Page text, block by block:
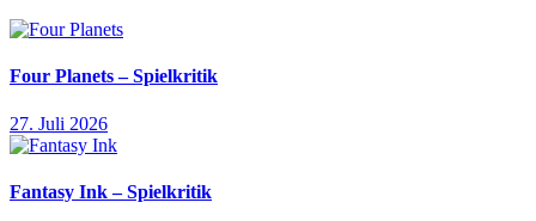
Four Planets – Spielkritik
27. Juli 2026
Fantasy Ink – Spielkritik